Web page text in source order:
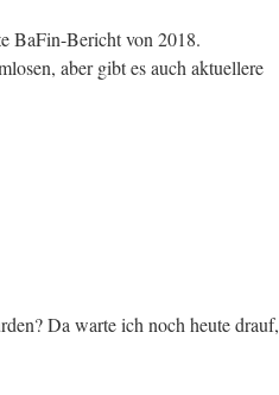
BaFin-Bericht von 2018.
aber gibt es auch aktuellere
Da warte ich noch heute drauf,